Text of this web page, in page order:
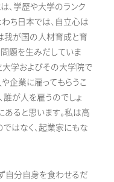
、学歴や大学のランク
わち日本では、自立心は
我が国の人材育成と育
題を生みだしていま
学およびその大学院で
企業に雇ってもらうこ
誰が人を雇うのでしょ
あると思います。私は高
はなく、起業家にもな
自分自身を食わせるだ